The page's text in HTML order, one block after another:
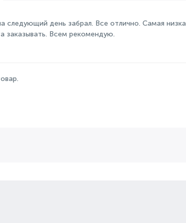
следующий день забрал. Все отлично. Самая
заказывать. Всем рекомендую.